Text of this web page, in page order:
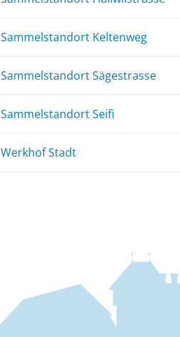
Sammelstandort Keltenweg
Sammelstandort Sägestrasse
Sammelstandort Seifi
Werkhof Stadt